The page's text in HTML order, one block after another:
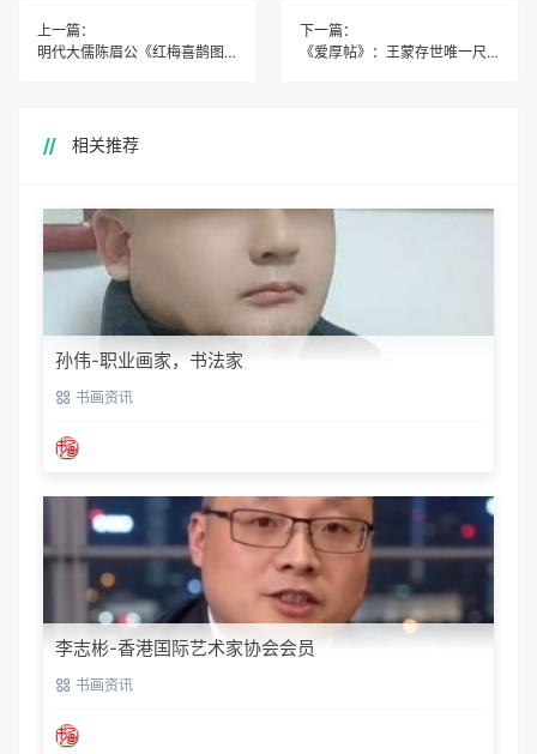
上一篇：
明代大儒陈眉公《红梅喜鹊图》
下一篇：
《爱厚帖》：王蒙存世唯一尺牍
相关推荐
孙伟-职业画家，书法家
书画资讯
李志彬-香港国际艺术家协会会员
书画资讯